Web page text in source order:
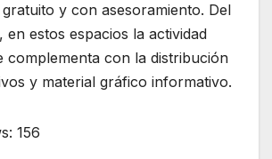
y con asesoramiento. Del
en estos espacios la actividad
complementa con la distribución
y material gráfico informativo.
156